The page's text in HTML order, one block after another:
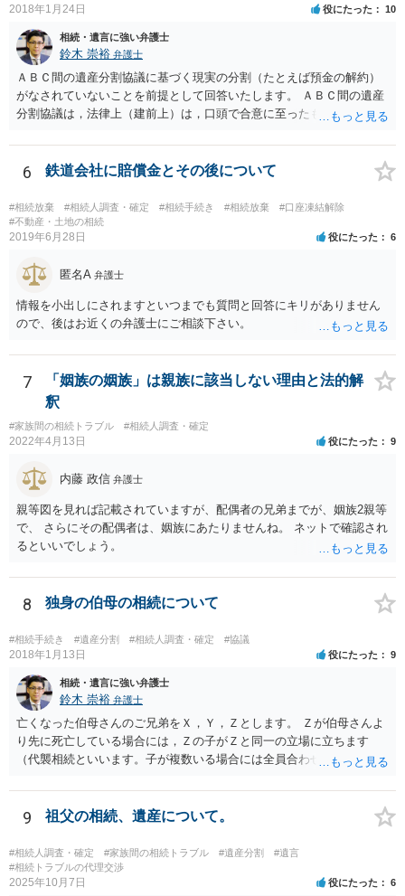
2018年1月24日 役にたった 10
相続・遺言に強い弁護士
鈴木 崇裕 弁護士
ＡＢＣ間の遺産分割協議に基づく現実の分割（たとえば預金の解約）
がなされていないことを前提として回答いたします。 ＡＢＣ間の遺産
分割協議は，法律上（建前上）は，口頭で合意に至ったものであって
ん。 また，不動産の名義を移転するためには，遺産分割協議書への署
名捺印を得る必要があります。 したがって，残念ながら，「ＡＢＣ間
の遺産分割協議が有効に成立している」という前提に基づく主張は困
難と思われます。 「ＡＢＣ間の遺産分割協議は未了のまま，ＡとＢが
死亡し，二次相続が発生した」という前提に基づいて協議を進める必
要があります。 もちろん，Ｃの立場としては，ＡＢＣ間の遺産分割協
人は応じない姿勢を示していることから，実現は困難だと思います。
しどころ）としては，譲歩することを甘受しなければならないかもし
れません。
6 鉄道会社に賠償金とその後について
#相続放棄 #相続人調査・確定 #相続手続き #相続放棄
#口座凍結解除
#不動産・土地の相続
2019年6月28日 役にたった 6
匿名A 弁護士
情報を小出しにされますといつまでも質問と回答にキリがありません
ので、後はお近くの弁護士にご相談下さい。
7
「姻族の姻族」は親族に該当しない理由と法的解
釈
#家族間の相続トラブル #相続人調査・確定
2022年4月13日 役にたった 9
内藤 政信 弁護士
親等図を見れば記載されていますが、配偶者の兄弟までが、姻族2親等
で、 さらにその配偶者は、姻族にあたりませんね。 ネットで確認され
るといいでしょう。
8 独身の伯母の相続について
#相続手続き #遺産分割 #相続人調査・確定 #協議
2018年1月13日 役にたった 9
相続・遺言に強い弁護士
鈴木 崇裕 弁護士
亡くなった伯母さんのご兄弟をＸ，Ｙ，Ｚとします。 Ｚが伯母さんよ
り先に死亡している場合には，Ｚの子がＺと同一の立場に立ちます
（代襲相続といいます。子が複数いる場合には全員合わせてＺと同一
つの相続分を有していますので， そのことを前提として，遺産分割協
議をすることになります（必ずしも３分の１ずつにしなくても，合意
ができれば構いません。）。 今後の対応としては， ①伯母さんの相続
財産（遺産）の全容を整理する（預貯金，有価証券，不動産等の有無
を調べることになります。） ②相続財産に照らし，相続税の申告の準
備をする（税理士の先生にご相談ください。） ③遺産分割協議をする
9 祖父の相続、遺産について。
#相続人調査・確定 #家族間の相続トラブル #遺産分割
#遺言
#相続トラブルの代理交渉
2025年10月7日 役にたった 6